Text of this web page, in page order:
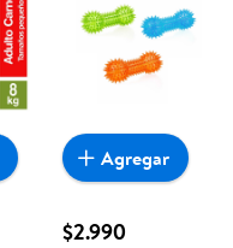
$2.990
Agregar